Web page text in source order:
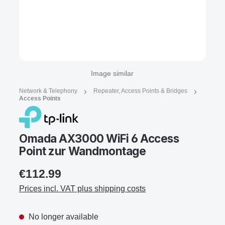
Image similar
Network & Telephony
Repeater, Access Points & Bridges
Access Points
Omada AX3000 WiFi 6 Access
Point zur Wandmontage
€112.99
Prices incl. VAT plus shipping costs
No longer available